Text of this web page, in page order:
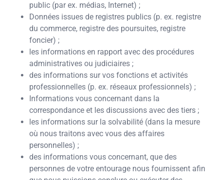
public (par ex. médias, Internet) ;
Données issues de registres publics (p. ex. registre
du commerce, registre des poursuites, registre
foncier) ;
les informations en rapport avec des procédures
administratives ou judiciaires ;
des informations sur vos fonctions et activités
professionnelles (p. ex. réseaux professionnels) ;
Informations vous concernant dans la
correspondance et les discussions avec des tiers ;
les informations sur la solvabilité (dans la mesure
où nous traitons avec vous des affaires
personnelles) ;
des informations vous concernant, que des
personnes de votre entourage nous fournissent afin